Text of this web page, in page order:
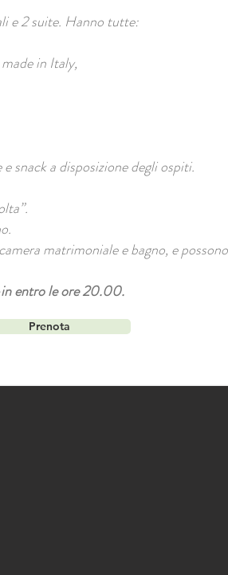
e 2 suite. Hanno tutte:
in Italy,
snack a disposizione degli ospiti.
matrimoniale e bagno, e
entro le ore 20.00.
Prenota